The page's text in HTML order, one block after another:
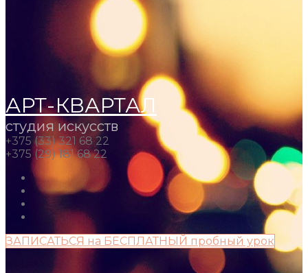
АРТ-КВАРТАЛ
студия искусств
+375 (33) 321 68 22
+375 (29) 181 68 22
ЗАПИСАТЬСЯ на БЕСПЛАТНЫЙ пробный урок